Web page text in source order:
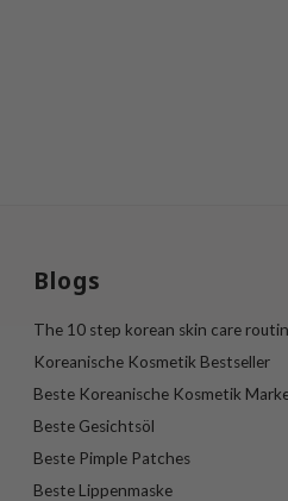
Blogs
The 10 step korean skin care
Koreanische Kosmetik Bestseller
Beste Koreanische Kosmetik
Beste Gesichtsöl
Beste Pimple Patches
Beste Lippenmaske